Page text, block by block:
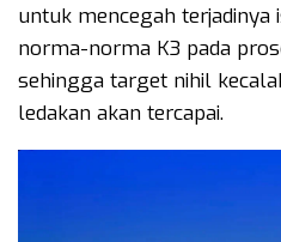
untuk mencegah
norma-norma K3 pada
sehingga target nihil
ledakan akan tercapai.